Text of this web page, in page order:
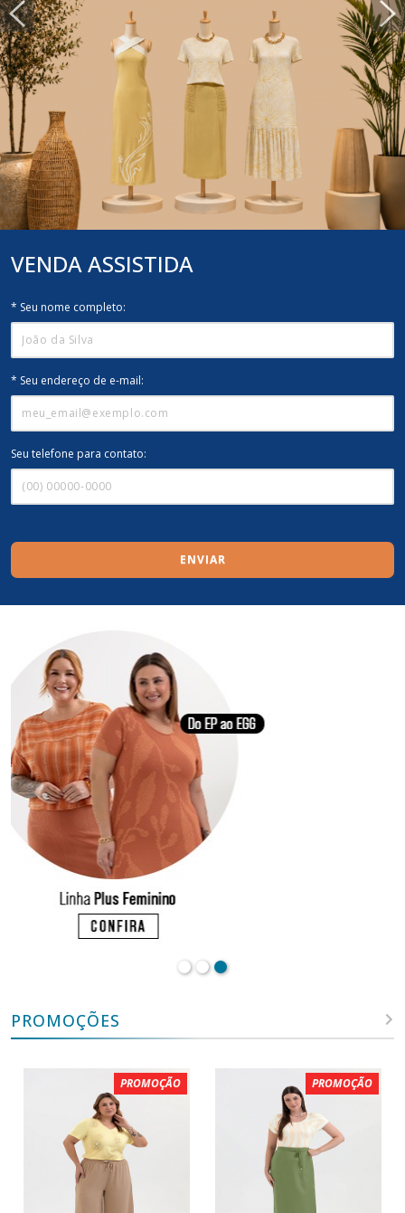
VENDAASSISTIDA
* Seu nome completo:
* Seu endereço de e-mail:
Seu telefone para contato:
ENVIAR
PROMOÇÕES
PROMOÇÃO PROMOÇÃO